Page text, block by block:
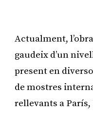
Actualment,
gaudeix d’un
present en
de mostres
rellevants a